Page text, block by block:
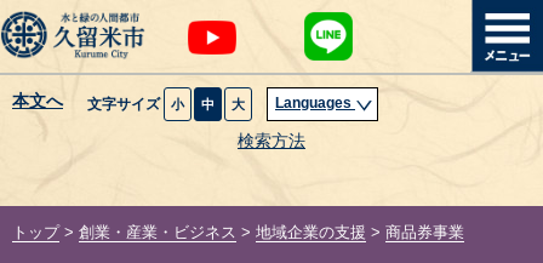
本文へ 文字サイズ 小 中 大 Languages
検索方法
暮らし・届出
健康・医療・福祉
トップ> 創業・産業・ビジネス > 地域企業の支援 > 商品券事業